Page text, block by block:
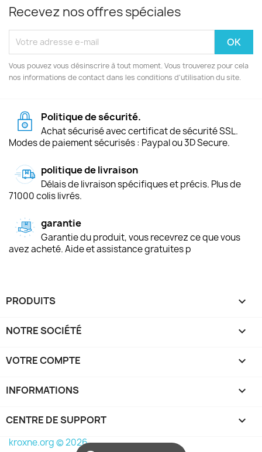
Recevez nos offres spéciales
Vous pouvez vous désinscrire à tout moment. Vous trouverez pour cela
nos informations de contact dans les conditions d'utilisation du site.
Politique de sécurité.
Achat sécurisé avec certificat de sécurité SSL.
Modes de paiement sécurisés : Paypal ou 3D Secure.
politique de livraison
Délais de livraison spécifiques et précis. Plus de
71000 colis livrés.
garantie
Garantie du produit, vous recevrez ce que vous
avez acheté. Aide et assistance gratuites p
PRODUITS 
NOTRE SOCIÉTÉ 
VOTRE COMPTE 
INFORMATIONS keyboard_arrow_down
CENTRE DE SUPPORT 
kroxne.org © 2026